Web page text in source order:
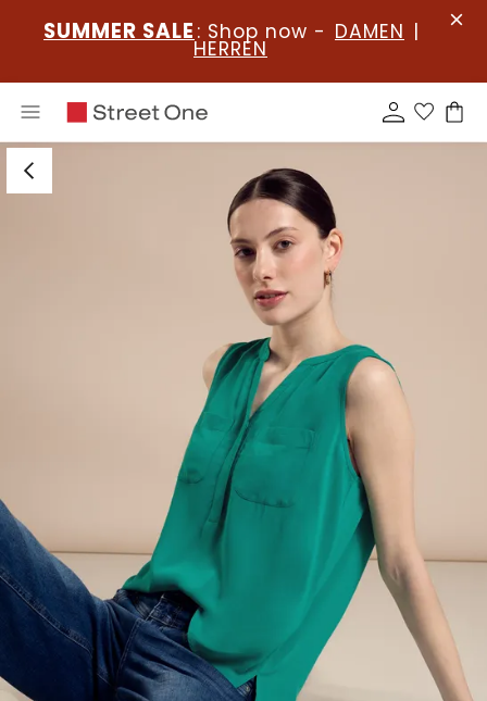
SUMMER SALE : Shop now - DAMEN |
HERREN